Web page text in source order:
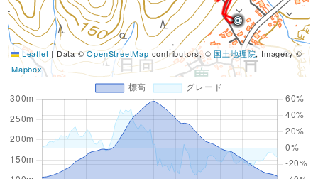
Leaflet |Data ©OpenStreetMap contributors, ©国土地理院 , Imagery ©
Mapbox